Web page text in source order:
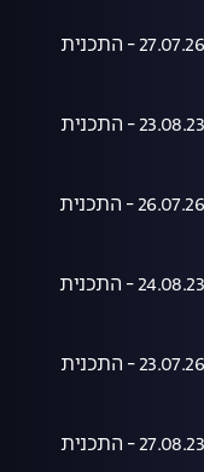
שיחת היום 27.07.26 - התכנית
שיחת היום 23.08.23 - התכנית
שיחת היום 26.07.26 - התכנית
שיחת היום 24.08.23 - התכנית
שיחת היום 23.07.26 - התכנית
שיחת היום 27.08.23 - התכנית